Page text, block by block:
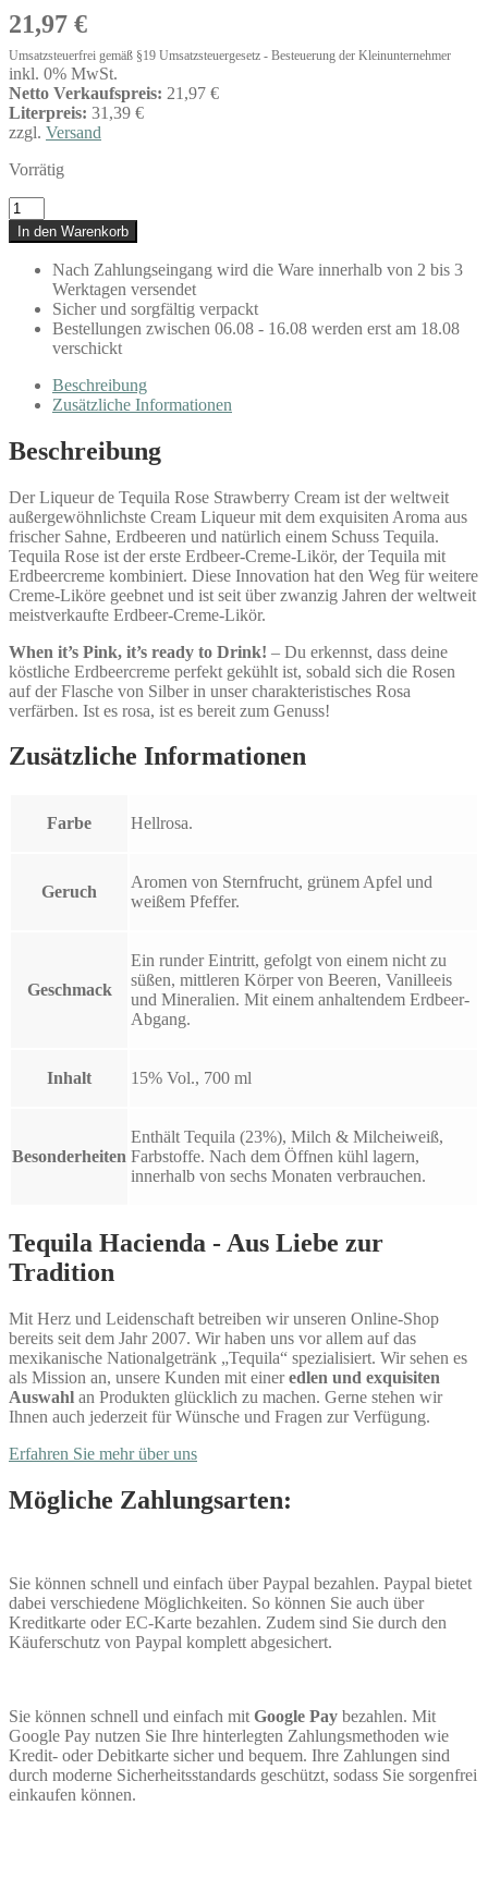
21,97 €
Umsatzsteuerfrei gemäß §19 Umsatzsteuergesetz - Besteuerung der Kleinunternehmer
inkl. 0% MwSt.
Netto Verkaufspreis: 21,97 €
Literpreis: 31,39 €
zzgl. Versand
Vorrätig
Liqueur
de
Tequila
Rose
Strawberry
Cream
Menge
In den Warenkorb
Nach Zahlungseingang wird die Ware innerhalb von 2 bis 3
Werktagen versendet
Sicher und sorgfältig verpackt
Bestellungen zwischen 06.08 - 16.08 werden erst am 18.08
verschickt
Beschreibung
Zusätzliche Informationen
Beschreibung
Der Liqueur de Tequila Rose Strawberry Cream ist der weltweit
außergewöhnlichste Cream Liqueur mit dem exquisiten Aroma aus
frischer Sahne, Erdbeeren und natürlich einem Schuss Tequila.
Tequila Rose ist der erste Erdbeer-Creme-Likör, der Tequila mit
Erdbeercreme kombiniert. Diese Innovation hat den Weg für weitere
Creme-Liköre geebnet und ist seit über zwanzig Jahren der weltweit
meistverkaufte Erdbeer-Creme-Likör.
When it’s Pink, it’s ready to Drink! – Du erkennst, dass deine
köstliche Erdbeercreme perfekt gekühlt ist, sobald sich die Rosen
auf der Flasche von Silber in unser charakteristisches Rosa
verfärben. Ist es rosa, ist es bereit zum Genuss!
Zusätzliche Informationen
Farbe Hellrosa.
Geruch
Aromen von Sternfrucht, grünem Apfel und
weißem Pfeffer.
Geschmack
Ein runder Eintritt, gefolgt von einem nicht zu
süßen, mittleren Körper von Beeren, Vanilleeis
und Mineralien. Mit einem anhaltendem Erdbeer-
Abgang.
Inhalt 15% Vol., 700 ml
Besonderheiten
Enthält Tequila (23%), Milch & Milcheiweiß,
Farbstoffe. Nach dem Öffnen kühl lagern,
innerhalb von sechs Monaten verbrauchen.
Tequila Hacienda - Aus Liebe zur
Tradition
Mit Herz und Leidenschaft betreiben wir unseren Online-Shop
bereits seit dem Jahr 2007. Wir haben uns vor allem auf das
mexikanische Nationalgetränk „Tequila“ spezialisiert. Wir sehen es
als Mission an, unsere Kunden mit eineredlen und exquisiten
Auswahl an Produkten glücklich zu machen. Gerne stehen wir
Ihnen auch jederzeit für Wünsche und Fragen zur Verfügung.
Erfahren Sie mehr über uns
Mögliche Zahlungsarten:
Sie können schnell und einfach über Paypal bezahlen. Paypal bietet
dabei verschiedene Möglichkeiten. So können Sie auch über
Kreditkarte oder EC-Karte bezahlen. Zudem sind Sie durch den
Käuferschutz von Paypal komplett abgesichert.
Sie können schnell und einfach mit Google Pay bezahlen. Mit
Google Pay nutzen Sie Ihre hinterlegten Zahlungsmethoden wie
Kredit- oder Debitkarte sicher und bequem. Ihre Zahlungen sind
durch moderne Sicherheitsstandards geschützt, sodass Sie sorgenfrei
einkaufen können.